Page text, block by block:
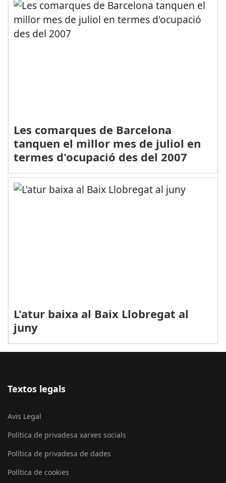
Les comarques de Barcelona
tanquen el millor mes de juliol en
termes d'ocupació des del 2007
L'atur baixa al Baix Llobregat al
juny
Textos legals
Avis Legal
Política de privadesa xarxes socials
Política de privadesa de dades
Política de cookies